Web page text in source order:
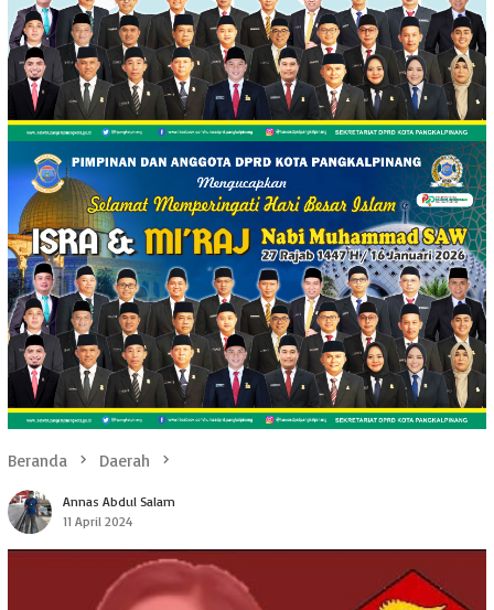
Beranda Daerah
Annas Abdul Salam
11 April 2024